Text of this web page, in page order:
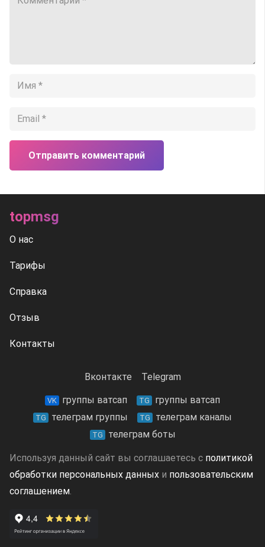
Отправить комментарий
topmsg
О нас
Тарифы
Справка
Отзыв
Контакты
Вконтакте Telegram
VK группы ватсап TG группы ватсап
TG телеграм группы TG телеграм каналы
TG телеграм боты
Используя данный сайт вы соглашаетесь с политикой
обработки персональных данных и пользовательским
соглашением.